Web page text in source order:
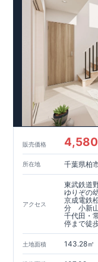
販売価格 4,580
所在地 千葉県柏
アクセス
東武鉄道
ゆりぞの
京成電鉄
分 小新
千代田・
停まで徒
土地面積 143.28㎡